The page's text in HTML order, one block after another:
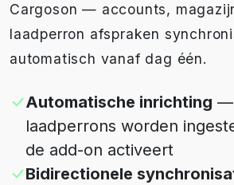
Cargoson — accounts,
laadperron afspraken
automatisch vanaf dag één.
Automatische inrichting —
laadperrons worden
de add-on activeert
Bidirectionele